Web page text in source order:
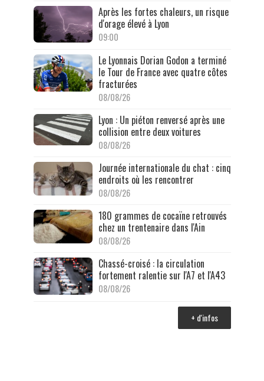
Après les fortes chaleurs, un risque
d'orage élevé à Lyon
09:00
Le Lyonnais Dorian Godon a terminé
le Tour de France avec quatre côtes
fracturées
08/08/26
Lyon : Un piéton renversé après une
collision entre deux voitures
08/08/26
Journée internationale du chat : cinq
endroits où les rencontrer
08/08/26
180 grammes de cocaïne retrouvés
chez un trentenaire dans l'Ain
08/08/26
Chassé-croisé : la circulation
fortement ralentie sur l'A7 et l'A43
08/08/26
+ d'infos